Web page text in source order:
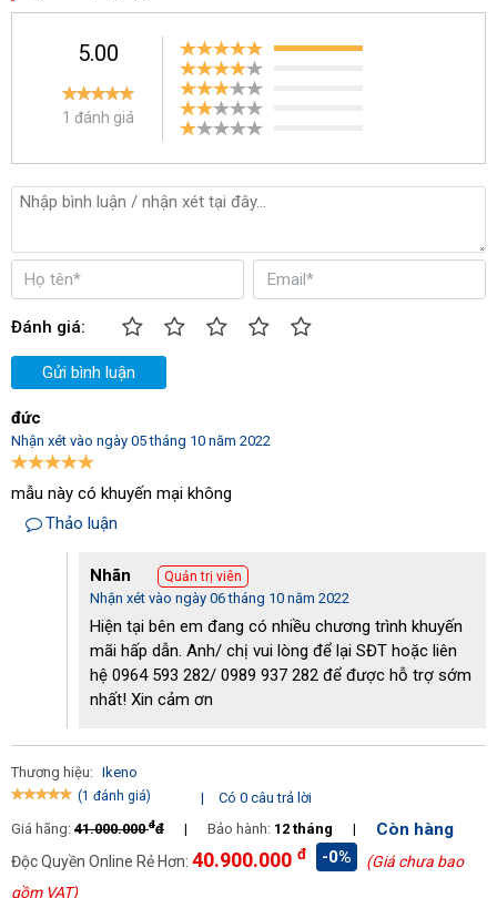
Thiết kế máy tối giản, gọn nhẹ cũng được nhiều khách hàng đánh
giá cao. Bạn có thể dễ dàng lưu trữ và vận hành sản phẩm trong
các không gian vừa và nhỏ. Không chỉ vậy, mẫu máy hút ẩm công
nghiệp này cũng được tích hợp bánh xe điều hướng giúp việc di
chuyển máy trên các mặt sàn thật đơn giản và nhẹ nhàng.
khiến ngay cả những người lần đầu tiên tiếp xúc với máy cũng có
thể dễ dàng vận hành. Ngoài ra, máy cũng được trang bị thêm
các tính năng hiện đại tự động bật - tắt theo độ ẩm thực tế của
không gian hay hẹn giờ hút ẩm giúp giảm tối đa các thao tác điều
khiển cũng là một điểm cộng lớn của sản phẩm này.
Máy hút ẩm IKENO ID-3000S (300 lít/ngày)
200 m .
Tại sao nên đầu tư Máy hút ẩm công nghiệp IKENO ID-3000S
(300 lít/ngày)?
Việt Nam là một quốc gia nằm trong vùng khí hậu nhiệt đới gió
mùa ẩm với đặc trưng nóng ẩm quanh năm. Đây là điều kiện lý
tưởng để phát triển nông nghiệp nhưng nó đồng thời cũng là tác
5.00
1 đánh giá
Đánh giá:
Gửi bình luận
đức
Nhận xét vào ngày 05 tháng 10 năm 2022
mẫu này có khuyến mại không
Thảo luận
Nhãn Quản trị viên
Nhận xét vào ngày 06 tháng 10 năm 2022
Hiện tại bên em đang có nhiều chương trình khuyến
mãi hấp dẫn. Anh/ chị vui lòng để lại SĐT hoặc liên
hệ 0964 593 282/ 0989 937 282 để được hỗ trợ sớm
nhất! Xin cảm ơn
Thương hiệu: Ikeno
(1 đánh giá) |
Có 0 câu trả lời
Giá hãng: 41.000.000đđ | Bảo hành: 12 tháng | Còn hàng
Độc Quyền Online Rẻ Hơn: 40.900.000 đ -0%
(Giá chưa bao
gồm VAT)